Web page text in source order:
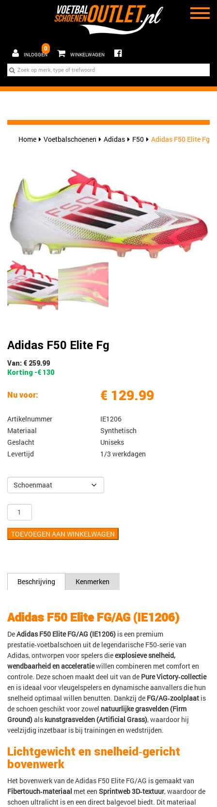
INLOGGEN
0
WINKELWAGEN
Home Voetbalschoenen Adidas F50 Adidas F50 Elite Fg
Adidas F50 Elite Fg
Van: € 259.99
Korting -€ 130
Nu voor: € 129.99
Artikelnummer
IE1206
Materiaal
Synthetisch
Geslacht
Uniseks
Levertijd
1/3 werkdagen
TOEVOEGEN AAN WINKELWAGEN
Beschrijving Kenmerken
Adidas F50 Elite FG/AG (IE1206)
DeAdidas F50 Elite FG/AG (IE1206) is een premium
prestatie‑voetbalschoen uit de legendarische F50‑serie van
Adidas, ontworpen voor spelers dieexplosieve snelheid,
wendbaarheid en acceleratiewillen combineren met comfort en
controle. Deze schoen maakt deel uit van de Pure Victory‑collectie
en is ideaal voor vleugelspelers en dynamische aanvallers die hun
snelheid optimaal willen benutten. Dankzij de FG/AG‑zoolplaat is
de schoen geschikt voor zowel natuurlijke grasvelden (Firm
Ground)als kunstgrasvelden (Artificial Grass), waardoor hij
veelzijdig inzetbaar is bij trainingen en wedstrijden.
Lichtgewicht en snelheid‑gericht
bovenwerk
Het bovenwerk van de Adidas F50 Elite FG/AG is gemaakt van
Fibertouch‑materiaal met een Sprintweb 3D‑textuur, waardoor de
schoen ultralicht is en een direct balgevoel biedt. Dit materiaal